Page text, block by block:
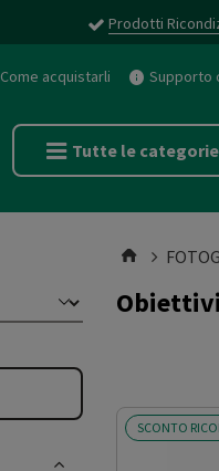
Prodotti
Come acquistarli Supporto
Tutte le categorie
SCONTO